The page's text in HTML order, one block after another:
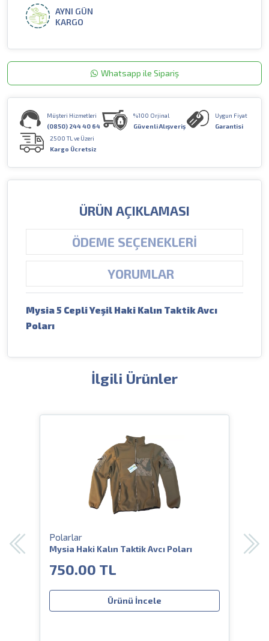
AYNI GÜN
KARGO
Whatsapp ile Sipariş
Müşteri Hizmetleri
(0850) 244 40 64
%100 Orjinal
Güvenli Alışveriş
Uygun Fiyat
Garantisi
2500 TL ve Üzeri
Kargo Ücretsiz
ÜRÜN AÇIKLAMASI
ÖDEME SEÇENEKLERI
YORUMLAR
Mysia 5 Cepli Yeşil Haki Kalın Taktik Avcı
Poları
İlgili Ürünler
Polarlar
Mysia Haki Kalın Taktik Avcı Poları
750.00 TL
Ürünü İncele
Öz